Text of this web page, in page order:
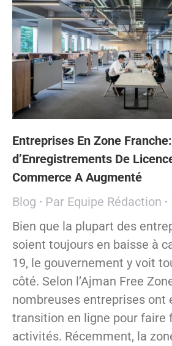
Entreprises En Zone
d’Enregistrements De
Commerce A Augmenté
Blog
Par Equipe Rédaction
Bien que la plupart des
soient toujours en baisse à
19, le gouvernement y voit
côté. Selon l’Ajman Free
nombreuses entreprises ont
transition en ligne pour faire
activités. Récemment, la